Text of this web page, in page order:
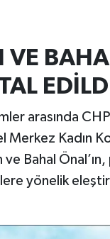
VE
EDİLDİ
arasında
Merkez Kadın
ve Bahal
yönelik